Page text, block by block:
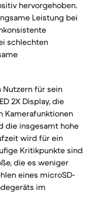
hervorgehoben.
Leistung bei
schlechten
Nutzern für sein
2X Display, die
Kamerafunktionen
die insgesamt hohe
wird für ein
Kritikpunkte sind
die es weniger
eines microSD-
im